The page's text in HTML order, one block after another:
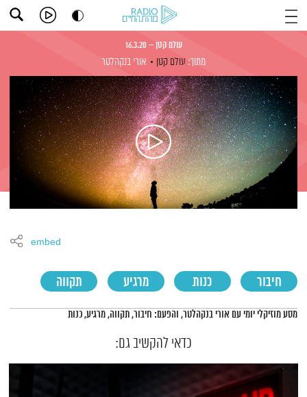
עולם קטן – 16.3.20
מתוך: עולם קטן אורי בנקהלטר
חיבור כנות מרגיע תקווה
embed
תמצית הפודקאסט
מסע מוזיקלי יומי עם אורי בנקהלטר, והפעם: חיבור, תקווה, מרגיע, כנות
כדאי להקשיב גם: